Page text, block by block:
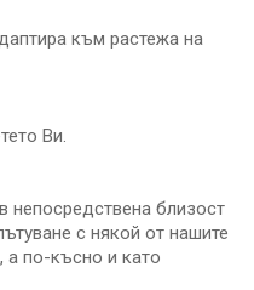
към растежа на
Ви.
непосредствена близост
с някой от нашите
а по-късно и като